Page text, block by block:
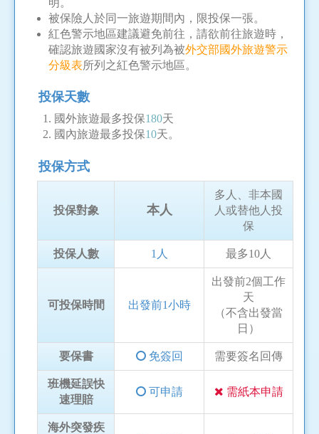
明。
被保險人於同一旅遊期間內，限投保一張。
紅色警示地區建議避免前往，請欲前往旅遊時，
確認旅遊國家沒有被列為被外交部國外旅遊警示
分級表所列之紅色警示地區。
投保天數
國外旅遊最多投保180天
國內旅遊最多投保10天。
投保方式
投保對象 本人
多人、非本國
人或替他人投
保
投保人數 1人 最多10人
可投保時間 出發前1小時
出發前2個工作
天
（不含出發當
日）
要保書 免簽回 需要簽名回傳
班機延誤快
速理賠
可申請 需紙本申請
海外突發疾